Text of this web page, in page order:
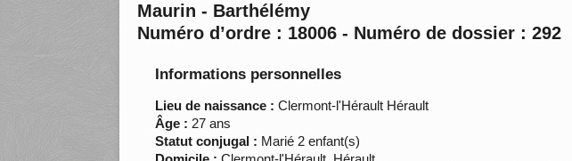
Maurin - Barthélémy
Numéro d’ordre : 18006 - Numéro de dossier : 292
Informations personnelles
Lieu de naissance : Clermont-l'Hérault Hérault
Âge : 27 ans
Statut conjugal : Marié 2 enfant(s)